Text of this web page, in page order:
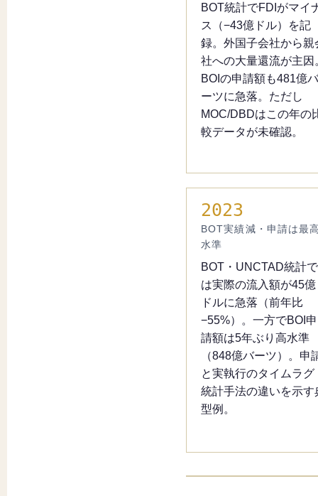
BOT統計でFDIがマイ
ス（−43億ドル）を記
録。外国子会社から親
社への大量還流が主因
BOIの申請額も481億バ
ーツに急落。ただし
MOC/DBDはこの年の
較データが未確認。
2023
BOT実績減・申請は最
水準
BOT・UNCTAD統計で
は実際の流入額が45億
ドルに急落（前年比
−55%）。一方でBOI申
請額は5年ぶり高水準
（848億バーツ）。申
と実執行のタイムラグ
統計手法の違いを示す
型例。